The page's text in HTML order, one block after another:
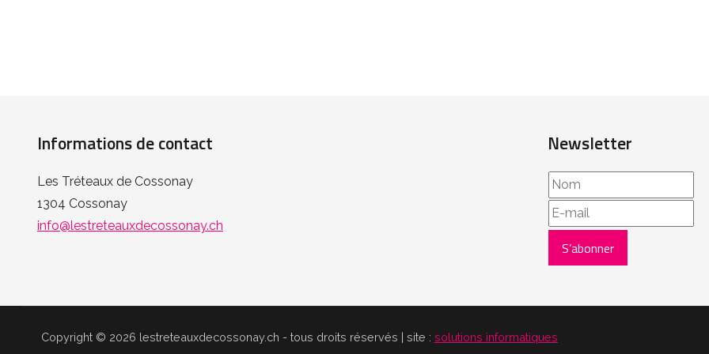
Informations de contact
Les Tréteaux de Cossonay
1304 Cossonay
info@lestreteauxdecossonay.ch
Newsletter
Copyright © 2026 lestreteauxdecossonay.ch - tous droits réservés | site : solutions informatiques